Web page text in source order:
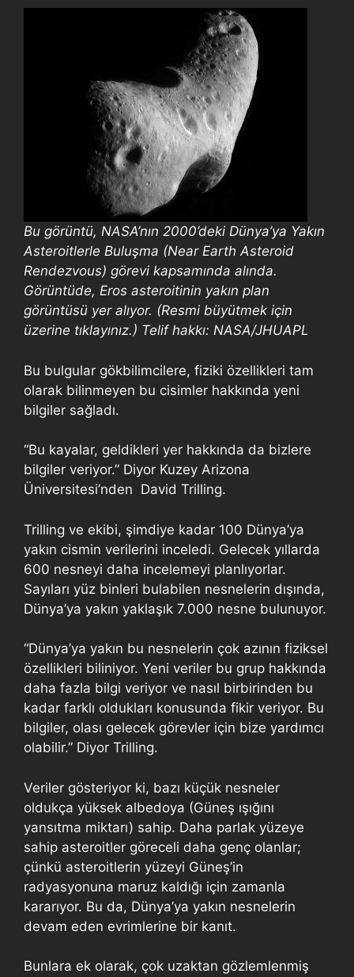
Bu görüntü, NASA’nın 2000’deki Dünya’ya Yakın
Asteroitlerle Buluşma (Near Earth Asteroid
Rendezvous) görevi kapsamında alında.
Görüntüde, Eros asteroitinin yakın plan
görüntüsü yer alıyor. (Resmi büyütmek için
üzerine tıklayınız.) Telif hakkı: NASA/JHUAPL
Bu bulgular gökbilimcilere, fiziki özellikleri tam
olarak bilinmeyen bu cisimler hakkında yeni
bilgiler sağladı.
“Bu kayalar, geldikleri yer hakkında da bizlere
bilgiler veriyor.” Diyor Kuzey Arizona
Üniversitesi’nden David Trilling.
Trilling ve ekibi, şimdiye kadar 100 Dünya’ya
yakın cismin verilerini inceledi. Gelecek yıllarda
600 nesneyi daha incelemeyi planlıyorlar.
Sayıları yüz binleri bulabilen nesnelerin dışında,
Dünya’ya yakın yaklaşık 7.000 nesne bulunuyor.
“Dünya’ya yakın bu nesnelerin çok azının fiziksel
özellikleri biliniyor. Yeni veriler bu grup hakkında
daha fazla bilgi veriyor ve nasıl birbirinden bu
kadar farklı oldukları konusunda fikir veriyor. Bu
bilgiler, olası gelecek görevler için bize yardımcı
olabilir.” Diyor Trilling.
Veriler gösteriyor ki, bazı küçük nesneler
oldukça yüksek albedoya (Güneş ışığını
yansıtma miktarı) sahip. Daha parlak yüzeye
sahip asteroitler göreceli daha genç olanlar;
çünkü asteroitlerin yüzeyi Güneş’in
radyasyonuna maruz kaldığı için zamanla
kararıyor. Bu da, Dünya’ya yakın nesnelerin
devam eden evrimlerine bir kanıt.
Bunlara ek olarak, çok uzaktan gözlemlenmiş